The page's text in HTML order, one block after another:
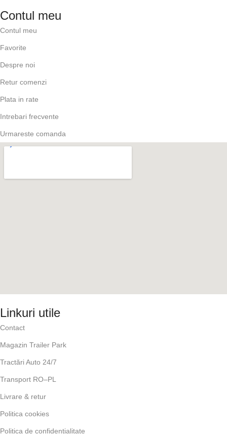
Contul meu
Contul meu
Favorite
Despre noi
Retur comenzi
Plata in rate
Intrebari frecvente
Urmareste comanda
Linkuri utile
Contact
Magazin Trailer Park
Tractări Auto 24/7
Transport RO–PL
Livrare & retur
Politica cookies
Politica de confidentialitate